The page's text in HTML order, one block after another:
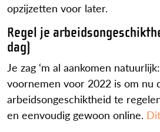
opzijzetten voor later.
Regel je
dag)
Je zag ‘m al aankomen
voornemen voor 2022 is om nu
arbeidsongeschiktheid te
en eenvoudig gewoon online.